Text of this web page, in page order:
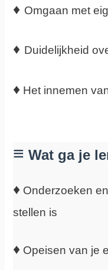
♦ Omgaan met
♦ Duidelijkheid
♦ Het innemen
≡ Wat ga je
♦ Onderzoeken
stellen is
♦ Opeisen van je